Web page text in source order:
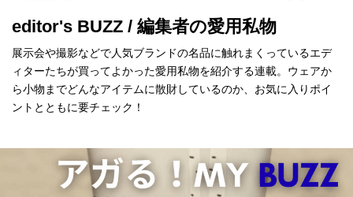
editor's BUZZ / 編集者の愛用私物
展示会や撮影などで人気ブランドの名品に触れまくっているエデ
ィターたちが買ってよかった愛用私物を紹介する連載。ウェアか
ら小物までどんなアイテムに散財しているのか、お気に入りポイ
ントとともに要チェック！